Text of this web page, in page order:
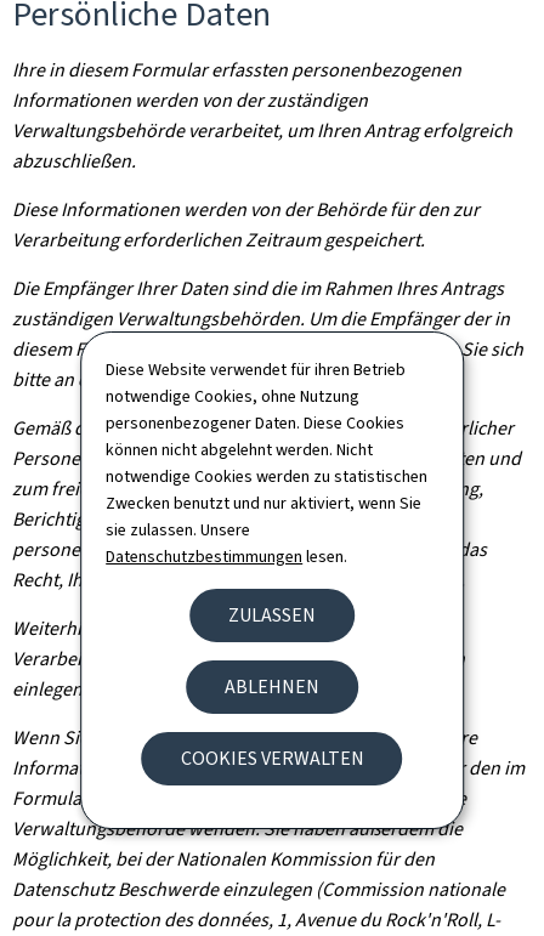
Diese Website verwendet für ihren Betrieb
notwendige Cookies, ohne Nutzung
personenbezogener Daten. Diese Cookies
können nicht abgelehnt werden. Nicht
notwendige Cookies werden zu statistischen
Zwecken benutzt und nur aktiviert, wenn Sie
sie zulassen. Unsere
Datenschutzbestimmungen lesen.
ZULASSEN
ABLEHNEN
COOKIES VERWALTEN
Persönliche Daten
Ihre in diesem Formular erfassten personenbezogenen
Informationen werden von der zuständigen
Verwaltungsbehörde verarbeitet, um Ihren Antrag erfolgreich
abzuschließen.
Diese Informationen werden von der Behörde für den zur
Verarbeitung erforderlichen Zeitraum gespeichert.
Die Empfänger Ihrer Daten sind die im Rahmen Ihres Antrags
zuständigen Verwaltungsbehörden. Um die Empfänger der in
diesem Formular erfassten Daten zu erfahren, wenden Sie sich
bitte an die für Ihren Antrag zuständige Behörde.
Gemäß der Verordnung (EU) 2016/679 zum Schutz natürlicher
Personen bei der Verarbeitung personenbezogener Daten und
zum freien Datenverkehr haben Sie das Recht auf Zugang,
Berichtigung und gegebenenfalls Löschung Ihrer
personenbezogenen Informationen. Sie haben zudem das
Recht, Ihre erteilte Einwilligung jederzeit zu widerrufen.
Weiterhin können Sie, außer in Fällen, in denen die
Verarbeitung Ihrer Daten verpflichtend ist, Widerspruch
einlegen, wenn dieser rechtmäßig begründet ist.
Wenn Sie diese Rechte ausüben und/oder Einsicht in Ihre
Informationen nehmen möchten, können Sie sich unter den im
Formular angegebenen Kontaktdaten an die zuständige
Verwaltungsbehörde wenden. Sie haben außerdem die
Möglichkeit, bei der Nationalen Kommission für den
Datenschutz Beschwerde einzulegen (Commission nationale
pour la protection des données, 1, Avenue du Rock'n'Roll, L-